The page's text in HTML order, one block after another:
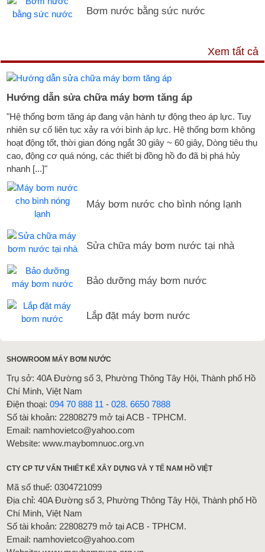
Bơm nước bằng sức nước
Xem tất cả
Hướng dẫn sửa chữa máy bơm tăng áp
"Hệ thống bơm tăng áp đang vận hành tự động theo áp lực. Tuy
nhiên sự cố liên tục xảy ra với bình áp lực. Hệ thống bơm không
hoạt động tốt, thời gian đóng ngắt 30 giây ~ 60 giây, Dòng tiêu thụ
cao, động cơ quá nóng, các thiết bị đồng hồ đo đã bị phá hủy
nhanh [...]"
Máy bơm nước cho bình nóng lạnh
Sửa chữa máy bơm nước tại nhà
Bảo dưỡng máy bơm nước
Lắp đặt máy bơm nước
SHOWROOM MÁY BƠM NƯỚC
Trụ sở: 40A Đường số 3, Phường Thông Tây Hội, Thành phố Hồ
Chí Minh, Việt Nam
Điện thoại:094 70 888 11 -028. 6650 7888
Số tài khoản: 22808279 mở tại ACB - TPHCM.
Email: namhovietco@yahoo.com
Website: www.maybomnuoc.org.vn
CTY CP TƯ VẤN THIẾT KẾ XÂY DỰNG VÀ Y TẾ NAM HỒ VIỆT
Mã số thuế: 0304721099
Địa chỉ: 40A Đường số 3, Phường Thông Tây Hội, Thành phố Hồ
Chí Minh, Việt Nam
Số tài khoản: 22808279 mở tại ACB - TPHCM.
Email: namhovietco@yahoo.com